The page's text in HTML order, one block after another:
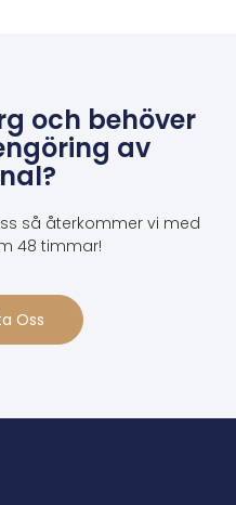
och behöver
av
så återkommer vi med
48 timmar!
Oss